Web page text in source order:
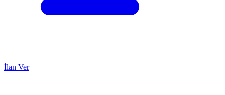
İlan Ver